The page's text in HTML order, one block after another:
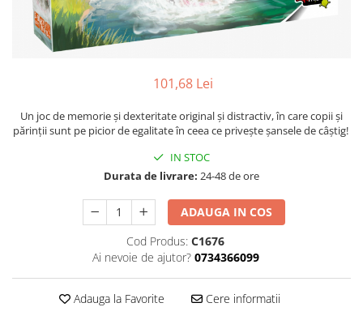
101,68 Lei
Un joc de memorie și dexteritate original și distractiv, în care copii și
părinții sunt pe picior de egalitate în ceea ce privește șansele de câștig!
IN STOC
Durata de livrare: 24-48 de ore
ADAUGA IN COS
Cod Produs: C1676
Ai nevoie de ajutor? 0734366099
Adauga la Favorite Cere informatii